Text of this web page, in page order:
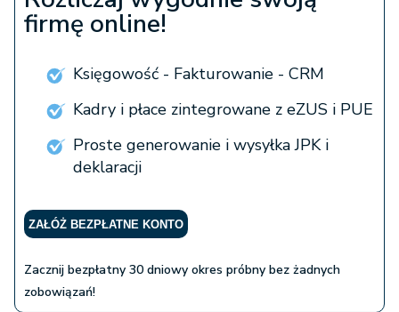
firmę online!
Księgowość - Fakturowanie - CRM
Kadry i płace zintegrowane z eZUS i PUE
Proste generowanie i wysyłka JPK i
deklaracji
ZAŁÓŻ BEZPŁATNE KONTO
Zacznij bezpłatny 30 dniowy okres próbny bez żadnych
zobowiązań!